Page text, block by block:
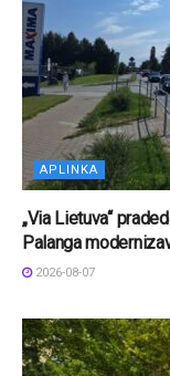
APLINKA
„Via Lietuva“
Palanga
2026-08-07